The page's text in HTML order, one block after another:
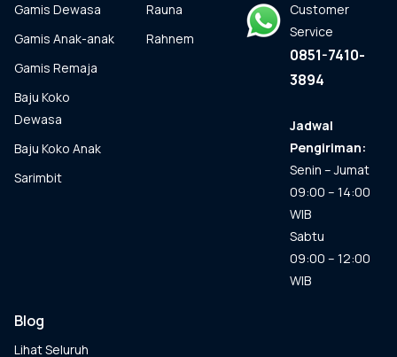
di
produk
Gamis Dewasa
Gamis Anak-anak
Gamis Remaja
Baju Koko
Dewasa
Baju Koko Anak
Sarimbit
Rauna
Rahnem
Customer
Service
0851-7410-
3894
Jadwal
Pengiriman:
Senin – Jumat
09:00 – 14:00
WIB
Sabtu
09:00 – 12:00
WIB
Blog
Lihat Seluruh